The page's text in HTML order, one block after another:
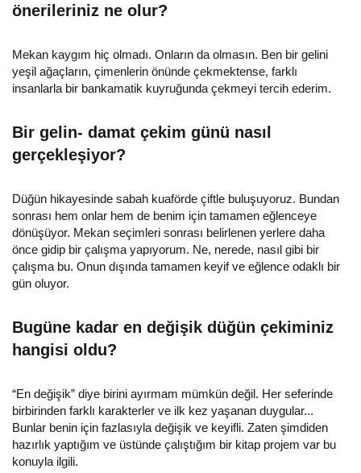
önerileriniz ne olur?
Mekan kaygım hiç olmadı. Onların da olmasın. Ben bir gelini
yeşil ağaçların, çimenlerin önünde çekmektense, farklı
insanlarla bir bankamatik kuyruğunda çekmeyi tercih ederim.
Bir gelin- damat çekim günü nasıl
gerçekleşiyor?
Düğün hikayesinde sabah kuaförde çiftle buluşuyoruz. Bundan
sonrası hem onlar hem de benim için tamamen eğlenceye
dönüşüyor. Mekan seçimleri sonrası belirlenen yerlere daha
önce gidip bir çalışma yapıyorum. Ne, nerede, nasıl gibi bir
çalışma bu. Onun dışında tamamen keyif ve eğlence odaklı bir
gün oluyor.
Bugüne kadar en değişik düğün çekiminiz
hangisi oldu?
“En değişik” diye birini ayırmam mümkün değil. Her seferinde
birbirinden farklı karakterler ve ilk kez yaşanan duygular...
Bunlar benin için fazlasıyla değişik ve keyifli. Zaten şimdiden
hazırlık yaptığım ve üstünde çalıştığım bir kitap projem var bu
konuyla ilgili.